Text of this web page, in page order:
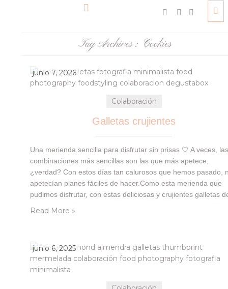
Tag Archives : Cookies
junio 7, 2026
Colaboración
Galletas crujientes
Una merienda sencilla para disfrutar sin prisas 🤍 A veces,
combinaciones más sencillas son las que más apetece,
¿verdad? Con estos días tan calurosos que hemos pasado,
apetecían planes fáciles de hacer.Como esta merienda que
pudimos disfrutar, con estas deliciosas y crujientes galletas
Read More »
junio 6, 2025